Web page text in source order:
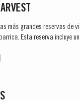
las más grandes reservas de
Esta reserva incluye
de Oporto Single Harvest,
que envejecen hasta su
presentan el...